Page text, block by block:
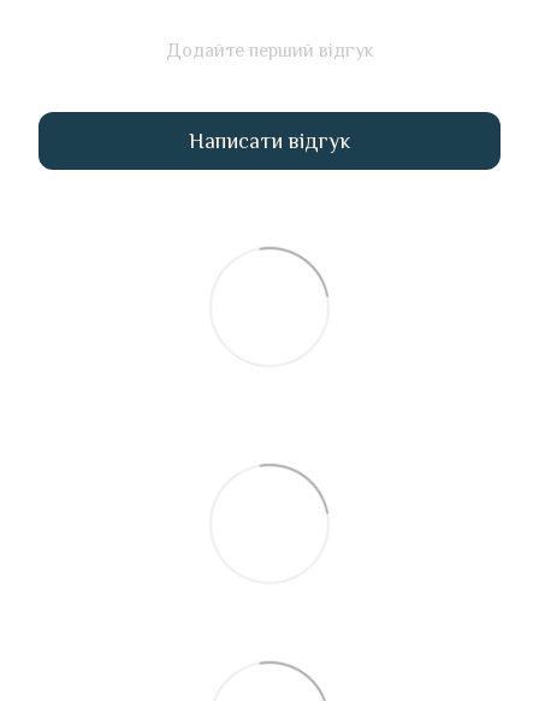
Додайте перший відгук
Написати відгук